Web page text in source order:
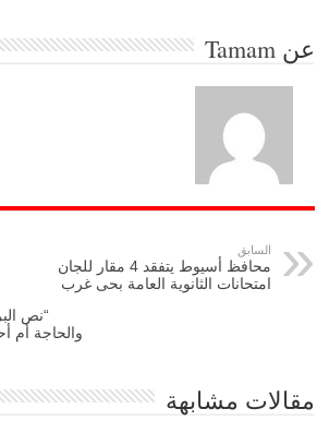
عنTamam
السابق
محافظ أسيوط يتفقد 4 مقار للجان
امتحانات الثانوية العامة بحى غرب
“نص
والحاجة أم
مقالات مشابهة